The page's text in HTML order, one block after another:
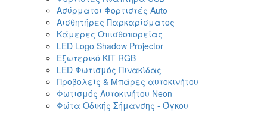
Ασύρματοι Φορτιστές Auto
Αισθητήρες Παρκαρίσματος
Κάμερες Οπισθοπορείας
LED Logo Shadow Projector
Εξωτερικό ΚΙΤ RGB
LED Φωτισμός Πινακίδας
Προβολείς & Μπάρες αυτοκινήτου
Φωτισμός Αυτοκινήτου Neon
Φώτα Οδικής Σήμανσης - Όγκου